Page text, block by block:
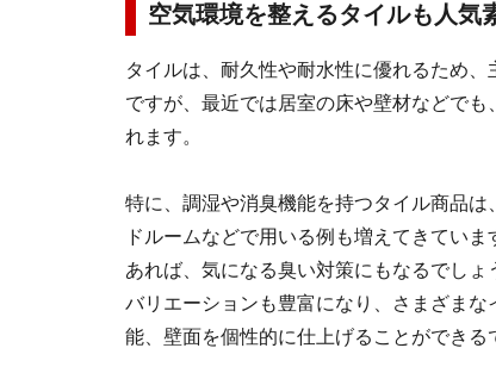
空気環境を整えるタイルも人気
タイルは、耐久性や耐水性に優れるため
ですが、最近では居室の床や壁材などで
れます。
特に、調湿や消臭機能を持つタイル商品は
ドルームなどで用いる例も増えてきてい
あれば、気になる臭い対策にもなるでし
バリエーションも豊富になり、さまざま
能、壁面を個性的に仕上げることができる